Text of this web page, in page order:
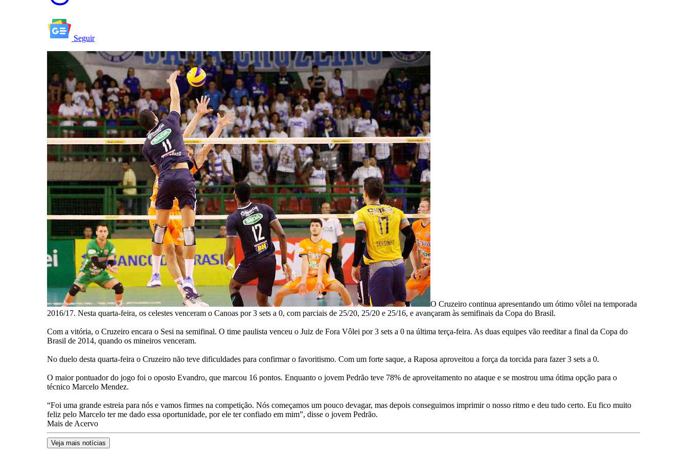
Seguir
O Cruzeiro continua apresentando um ótimo vôlei na temporada
2016/17. Nesta quarta-feira, os celestes venceram o Canoas por 3 sets a 0, com parciais de 25/20, 25/20 e 25/16, e avançaram às semifinais da Copa do Brasil.
Com a vitória, o Cruzeiro encara o Sesi na semifinal. O time paulista venceu o Juiz de Fora Vôlei por 3 sets a 0 na última terça-feira. As duas equipes vão reeditar a final da Copa do
Brasil de 2014, quando os mineiros venceram.
No duelo desta quarta-feira o Cruzeiro não teve dificuldades para confirmar o favoritismo. Com um forte saque, a Raposa aproveitou a força da torcida para fazer 3 sets a 0.
O maior pontuador do jogo foi o oposto Evandro, que marcou 16 pontos. Enquanto o jovem Pedrão teve 78% de aproveitamento no ataque e se mostrou uma ótima opção para o
técnico Marcelo Mendez.
“Foi uma grande estreia para nós e vamos firmes na competição. Nós começamos um pouco devagar, mas depois conseguimos imprimir o nosso ritmo e deu tudo certo. Eu fico muito
feliz pelo Marcelo ter me dado essa oportunidade, por ele ter confiado em mim”, disse o jovem Pedrão.
Mais de Acervo
Veja mais notícias